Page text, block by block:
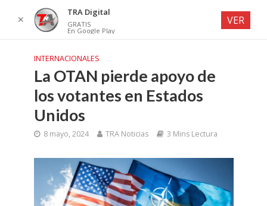
INTERNACIONALES
La OTAN pierde apoyo de
los votantes en Estados
Unidos
8 mayo, 2024 TRA Noticias 3 Mins Lectura
✕
TRA Digital
GRATIS
En Google Play
VER